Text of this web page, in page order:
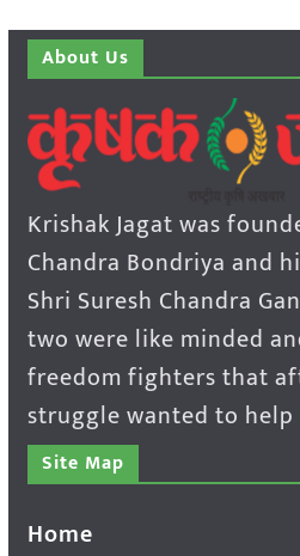
About Us
Krishak Jagat was
Chandra Bondriya and
Shri Suresh Chandra
two were like minded
freedom fighters that
struggle wanted to
Site Map
Home